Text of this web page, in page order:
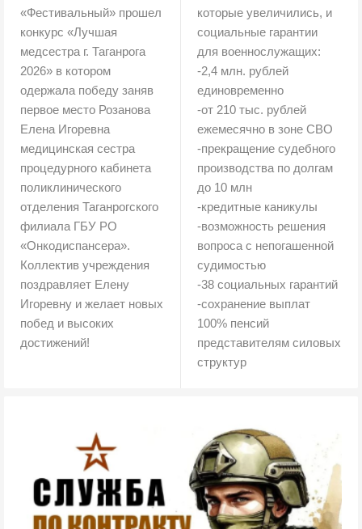
«Фестивальный» прошел
конкурс «Лучшая
медсестра г. Таганрога
2026» в котором
одержала победу заняв
первое место Розанова
Елена Игоревна
медицинская сестра
процедурного кабинета
поликлинического
отделения Таганрогского
филиала ГБУ РО
«Онкодиспансера».
Коллектив учреждения
поздравляет Елену
Игоревну и желает новых
побед и высоких
достижений!
которые увеличились, и
социальные гарантии
для военнослужащих:
-2,4 млн. рублей
единовременно
-от 210 тыс. рублей
ежемесячно в зоне СВО
-прекращение судебного
производства по долгам
до 10 млн
-кредитные каникулы
-возможность решения
вопроса с непогашенной
судимостью
-38 социальных гарантий
-сохранение выплат
100% пенсий
представителям силовых
структур